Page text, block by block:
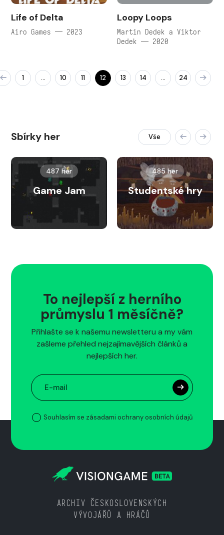
Life of Delta
Airo Games — 2023
Loopy Loops
Martin Dedek a Viktor
Dedek — 2020
1 … 10 11 12 13 14 … 24
Sbírky her Vše
487 her
Game Jam
485 her
Studentské hry
To nejlepší z herního
průmyslu 1 měsíčně?
Přihlašte se k našemu newsletteru a my vám
zašleme přehled nejzajímavějších článků a
nejlepších her.
Souhlasím se zásadami ochrany osobních údajů
ARCHIV ČESKOSLOVENSKÝCH
VÝVOJÁŘŮ A HRÁČŮ